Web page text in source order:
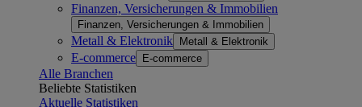
Finanzen, Versicherungen & Immobilien
Finanzen, Versicherungen & Immobilien
Metall & Elektronik Metall & Elektronik
E-commerce E-commerce
Alle Branchen
Beliebte Statistiken
Aktuelle Statistiken